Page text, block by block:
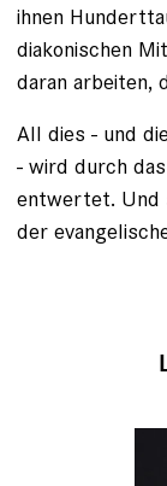
ihnen
diakonischen
daran arbeiten,
All dies - und
- wird durch
entwertet. Und
der